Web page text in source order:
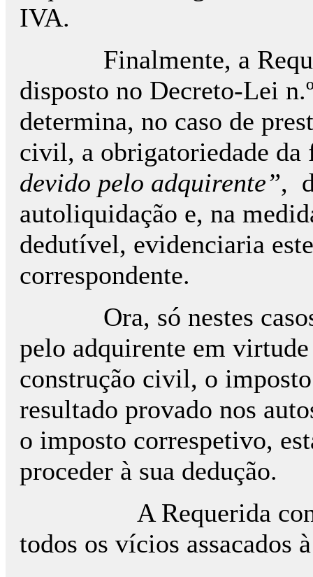
IVA.
Finalmente, a
disposto no Decreto-Lei
determina, no caso de
civil, a obrigatoriedade da
devido pelo adquirente”,
autoliquidação e, na
dedutível, evidenciaria
correspondente.
Ora, só nestes casos,
pelo adquirente em
construção civil, o
resultado provado nos
o imposto correspetivo,
proceder à sua dedução.
A Requerida conclui
todos os vícios assacados